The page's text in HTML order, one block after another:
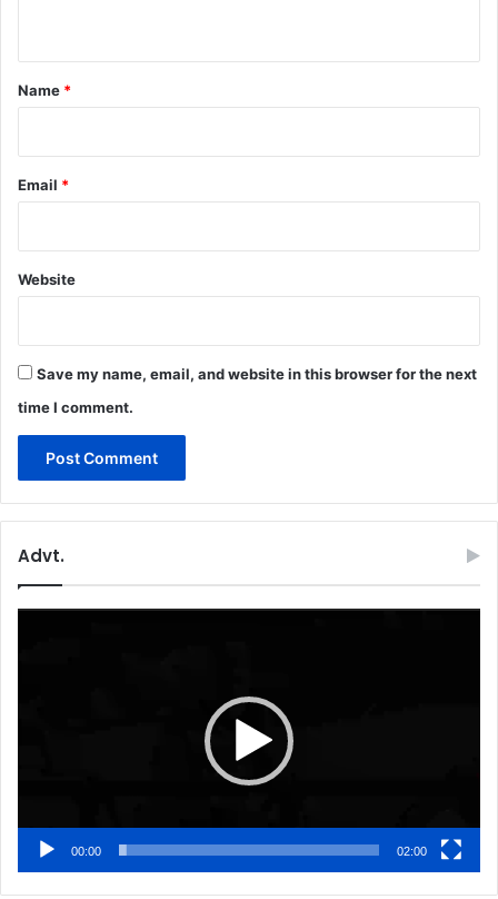
*
Name *
Email *
Website
Save my name, email, and website in this browser for the next
time I comment.
Advt.
00:00 02:00